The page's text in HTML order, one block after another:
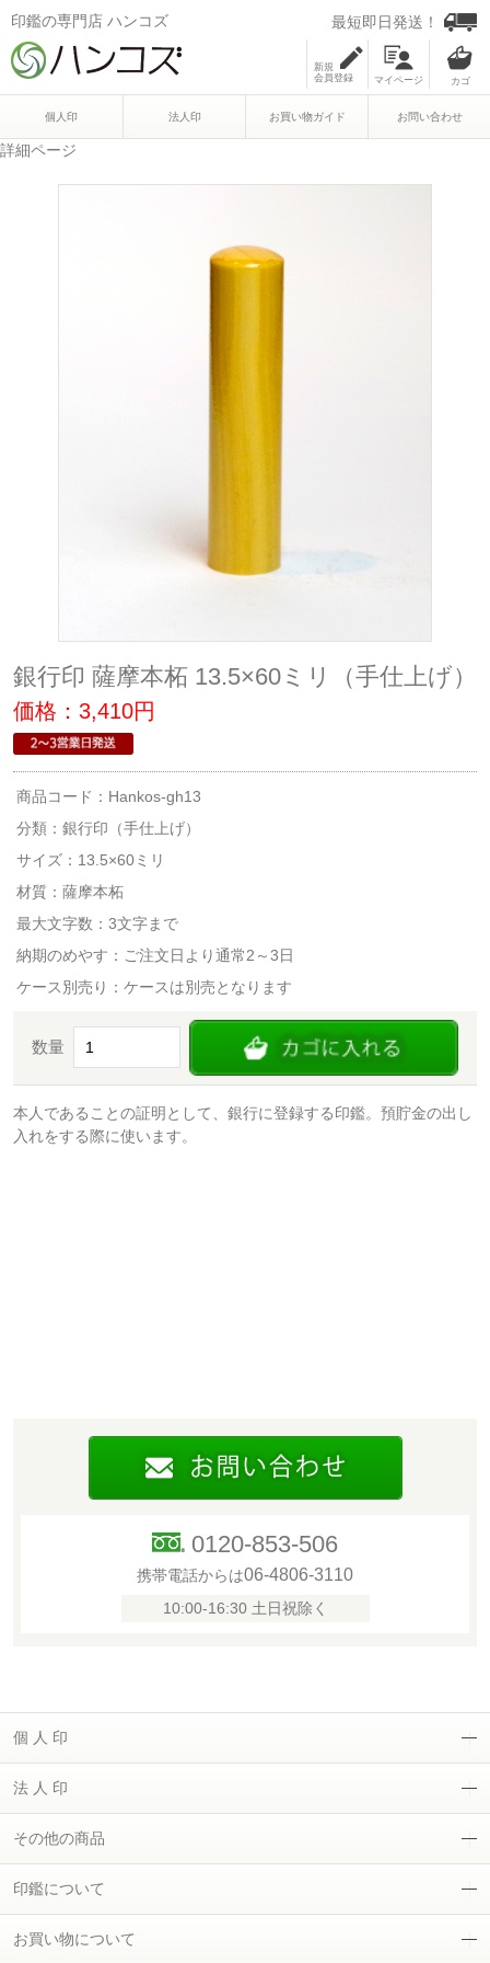
印鑑の専門店 ハンコズ 最短即日発送！
新規
会員登録
マイページ
個人印 法人印 お買い物ガイド お問い合わせ
詳細ページ
銀行印 薩摩本柘 13.5×60ミリ（手仕上げ）
価格：3,410円
商品コード：Hankos-gh13
分類： 銀行印（手仕上げ）
サイズ：13.5×60ミリ
材質：薩摩本柘
最大文字数：3文字まで
納期のめやす：ご注文日より通常2～3日
ケース別売り：ケースは別売となります
数量
本人であることの証明として、銀行に登録する印鑑。預貯金の出し
入れをする際に使います。
0120-853-506
携帯電話からは06-4806-3110
10:00-16:30 土日祝除く
個 人 印
法 人 印
その他の商品
印鑑について
お買い物について